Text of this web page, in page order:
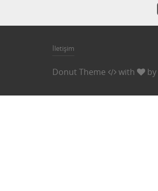
İletişim
Donut Theme with by